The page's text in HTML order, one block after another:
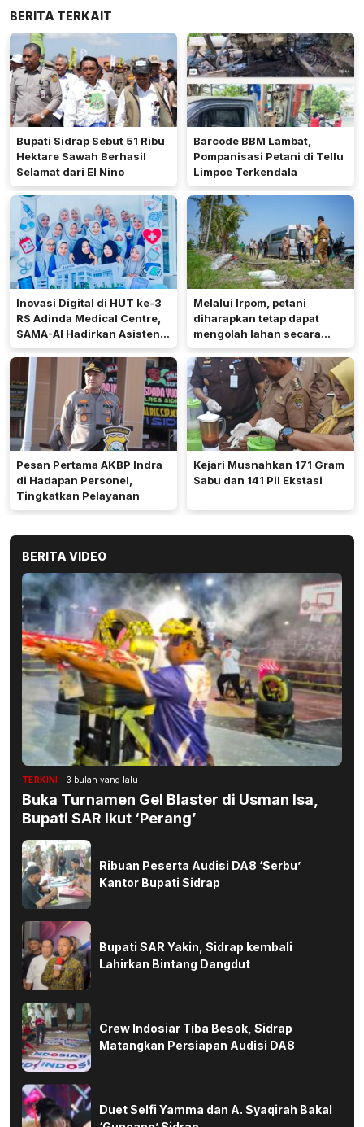
BERITA TERKAIT
Bupati Sidrap Sebut 51 Ribu
Hektare Sawah Berhasil
Selamat dari El Nino
Barcode BBM Lambat,
Pompanisasi Petani di Tellu
Limpoe Terkendala
Inovasi Digital di HUT ke-3
RS Adinda Medical Centre,
SAMA-AI Hadirkan Asisten
Gizi Berbasis AI
Melalui Irpom, petani
diharapkan tetap dapat
mengolah lahan secara
optimal meski di tengah
keterbatasan air.
Pesan Pertama AKBP Indra
di Hadapan Personel,
Tingkatkan Pelayanan
Kejari Musnahkan 171 Gram
Sabu dan 141 Pil Ekstasi
BERITA VIDEO
TERKINI 3 bulan yang lalu
Buka Turnamen Gel Blaster di Usman Isa,
Bupati SAR Ikut ‘Perang’
Ribuan Peserta Audisi DA8 ‘Serbu’
Kantor Bupati Sidrap
Bupati SAR Yakin, Sidrap kembali
Lahirkan Bintang Dangdut
Crew Indosiar Tiba Besok, Sidrap
Matangkan Persiapan Audisi DA8
Duet Selfi Yamma dan A. Syaqirah Bakal